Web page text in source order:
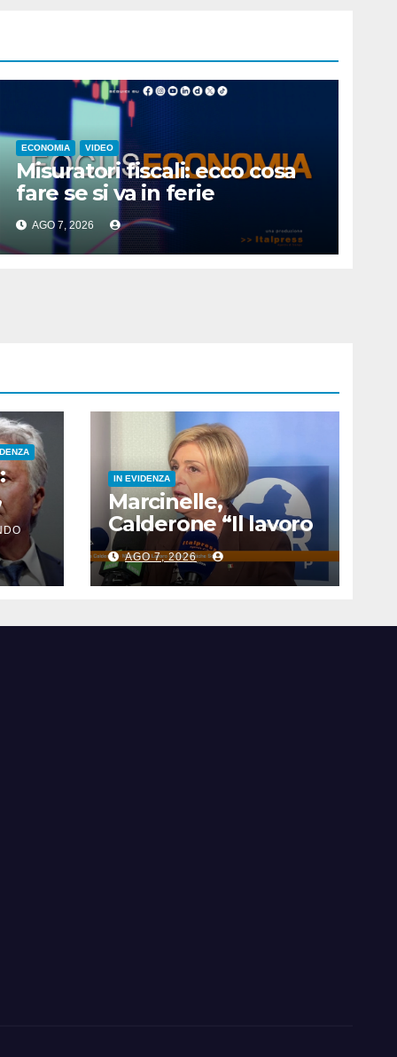
ECONOMIA VIDEO
Misuratori fiscali: ecco cosa
fare se si va in ferie
AGO 7, 2026
IN EVIDENZA
Marcinelle,
Calderone “Il lavoro
deve essere più
sicuro”
AGO 7, 2026